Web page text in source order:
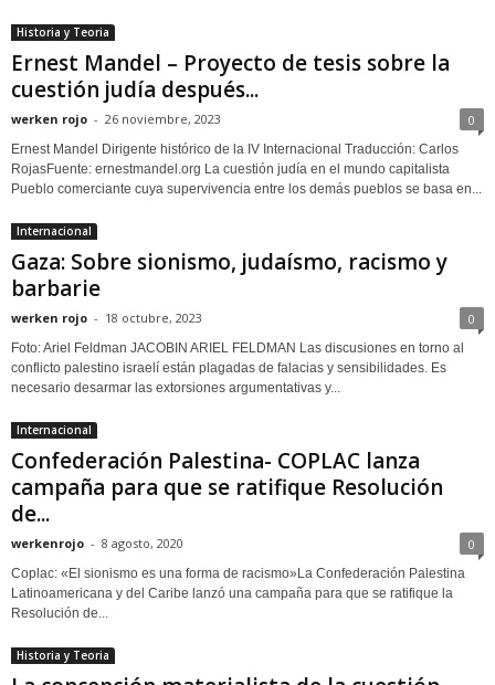
Historia y Teoria
Ernest Mandel – Proyecto de tesis sobre la
cuestión judía después...
werken rojo - 26 noviembre, 2023 0
Ernest Mandel Dirigente histórico de la IV Internacional Traducción: Carlos
RojasFuente: ernestmandel.org La cuestión judía en el mundo capitalista
Pueblo comerciante cuya supervivencia entre los demás pueblos se basa en...
Internacional
Gaza: Sobre sionismo, judaísmo, racismo y
barbarie
werken rojo - 18 octubre, 2023 0
Foto: Ariel Feldman JACOBIN ARIEL FELDMAN Las discusiones en torno al
conflicto palestino israelí están plagadas de falacias y sensibilidades. Es
necesario desarmar las extorsiones argumentativas y...
Internacional
Confederación Palestina- COPLAC lanza
campaña para que se ratifique Resolución
de...
werkenrojo - 8 agosto, 2020 0
Coplac: «El sionismo es una forma de racismo»La Confederación Palestina
Latinoamericana y del Caribe lanzó una campaña para que se ratifique la
Resolución de...
Historia y Teoria